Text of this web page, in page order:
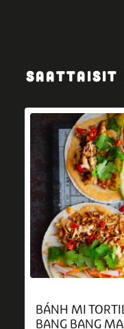
SAATTAISIT
BÁNH MI
BANG BANG